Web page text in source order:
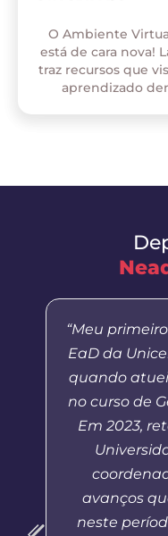
O Ambiente
está de cara nova!
traz recursos que
aprendizado
“Meu
EaD da
quando
no curso de
Em 2023,
avanços
neste